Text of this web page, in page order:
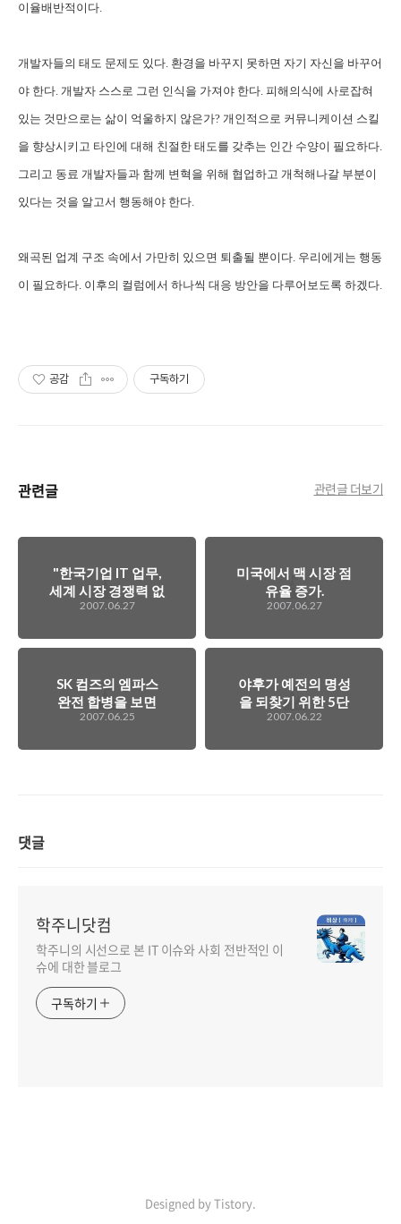
이율배반적이다.
개발자들의 태도 문제도 있다. 환경을 바꾸지 못하면 자기 자신을 바꾸어
야 한다. 개발자 스스로 그런 인식을 가져야 한다. 피해의식에 사로잡혀
있는 것만으로는 삶이 억울하지 않은가? 개인적으로 커뮤니케이션 스킬
을 향상시키고 타인에 대해 친절한 태도를 갖추는 인간 수양이 필요하다.
그리고 동료 개발자들과 함께 변혁을 위해 협업하고 개척해나갈 부분이
있다는 것을 알고서 행동해야 한다.
왜곡된 업계 구조 속에서 가만히 있으면 퇴출될 뿐이다. 우리에게는 행동
이 필요하다. 이후의 컬럼에서 하나씩 대응 방안을 다루어보도록 하겠다.
공감 구독하기
관련글 관련글 더보기
"한국기업 IT 업무,
세계 시장 경쟁력 없
다"…액센츄어
2007.06.27
미국에서 맥 시장 점
유율 증가.
2007.06.27
SK 컴즈의 엠파스
완전 합병을 보면
서..
2007.06.25
야후가 예전의 명성
을 되찾기 위한 5단
계는..
2007.06.22
댓글
학주니닷컴
학주니의 시선으로 본 IT 이슈와 사회 전반적인 이
슈에 대한 블로그
구독하기
Designed by Tistory.